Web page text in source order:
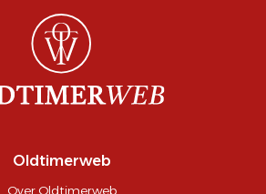
Oldtimerweb
Over Oldtimerweb